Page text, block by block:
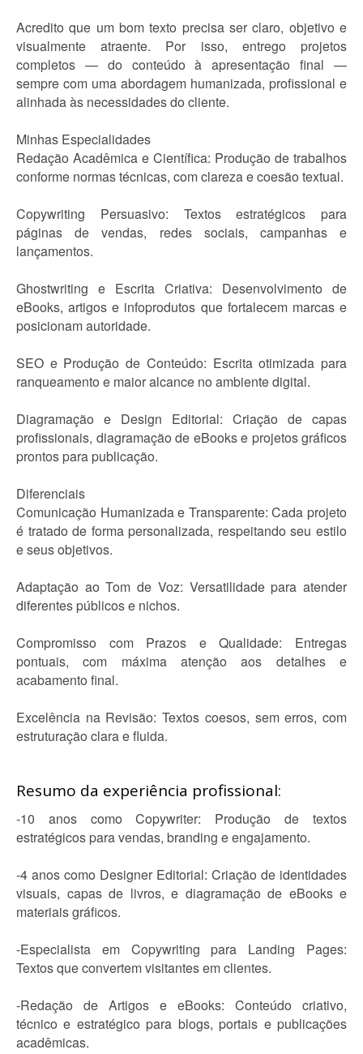
Acredito que um bom texto precisa ser claro, objetivo e
visualmente atraente. Por isso, entrego projetos
completos — do conteúdo à apresentação final —
sempre com uma abordagem humanizada, profissional e
alinhada às necessidades do cliente.
Minhas Especialidades
Redação Acadêmica e Científica: Produção de trabalhos
conforme normas técnicas, com clareza e coesão textual.
Copywriting Persuasivo: Textos estratégicos para
páginas de vendas, redes sociais, campanhas e
lançamentos.
Ghostwriting e Escrita Criativa: Desenvolvimento de
eBooks, artigos e infoprodutos que fortalecem marcas e
posicionam autoridade.
SEO e Produção de Conteúdo: Escrita otimizada para
ranqueamento e maior alcance no ambiente digital.
Diagramação e Design Editorial: Criação de capas
profissionais, diagramação de eBooks e projetos gráficos
prontos para publicação.
Diferenciais
Comunicação Humanizada e Transparente: Cada projeto
é tratado de forma personalizada, respeitando seu estilo
e seus objetivos.
Adaptação ao Tom de Voz: Versatilidade para atender
diferentes públicos e nichos.
Compromisso com Prazos e Qualidade: Entregas
pontuais, com máxima atenção aos detalhes e
acabamento final.
Excelência na Revisão: Textos coesos, sem erros, com
estruturação clara e fluida.
Resumo da experiência profissional:
-10 anos como Copywriter: Produção de textos
estratégicos para vendas, branding e engajamento.
-4 anos como Designer Editorial: Criação de identidades
visuais, capas de livros, e diagramação de eBooks e
materiais gráficos.
-Especialista em Copywriting para Landing Pages:
Textos que convertem visitantes em clientes.
-Redação de Artigos e eBooks: Conteúdo criativo,
técnico e estratégico para blogs, portais e publicações
acadêmicas.